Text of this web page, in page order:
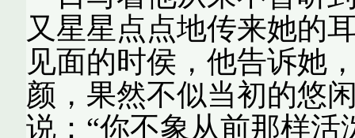
又星星点点地传来她的
见面的时侯，他告诉她
颜，果然不似当初的悠
说：“你不象从前那样活